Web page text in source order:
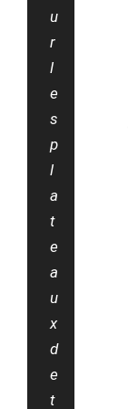
u
r
l
e
s
p
l
a
t
e
a
u
x
d
e
t